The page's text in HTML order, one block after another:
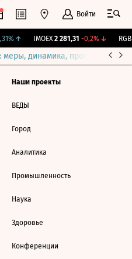
Войти
↑ IMOEX 2 281,31 -0,2%↓
динамика, прогнозы
Наши проекты
ВЕДЫ
Город
Аналитика
Промышленность
Наука
Здоровье
Конференции